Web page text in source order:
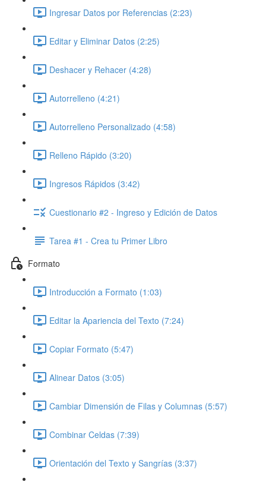
Ingresar Datos por Referencias (2:23)
Editar y Eliminar Datos (2:25)
Deshacer y Rehacer (4:28)
Autorrelleno (4:21)
Autorrelleno Personalizado (4:58)
Relleno Rápido (3:20)
Ingresos Rápidos (3:42)
Cuestionario #2 - Ingreso y Edición de Datos
Tarea #1 - Crea tu Primer Libro
Formato
Introducción a Formato (1:03)
Editar la Apariencia del Texto (7:24)
Copiar Formato (5:47)
Alinear Datos (3:05)
Cambiar Dimensión de Filas y Columnas (5:57)
Combinar Celdas (7:39)
Orientación del Texto y Sangrías (3:37)